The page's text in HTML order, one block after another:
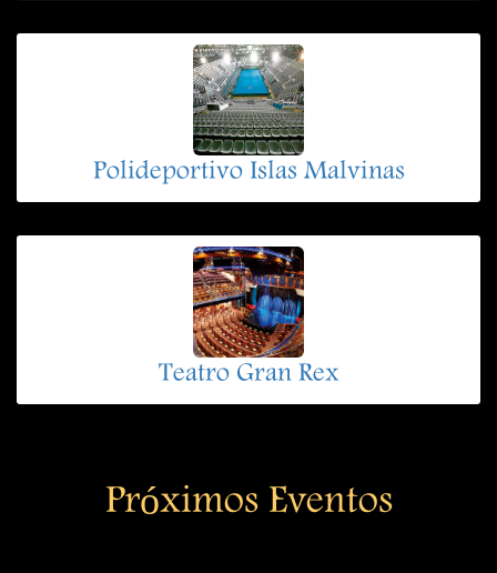
Polideportivo Islas Malvinas
Teatro Gran Rex
Próximos Eventos